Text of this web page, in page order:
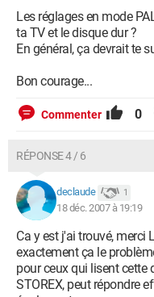
Les réglages en mode
ta TV et le disque dur ?
En général, ça devrait te
Bon courage...
Commenter 0
RÉPONSE 4 / 6
declaude 1
18 déc. 2007 à 19:19
Ca y est j'ai trouvé, merci
exactement ça le
pour ceux qui lisent cette
STOREX, peut répondre